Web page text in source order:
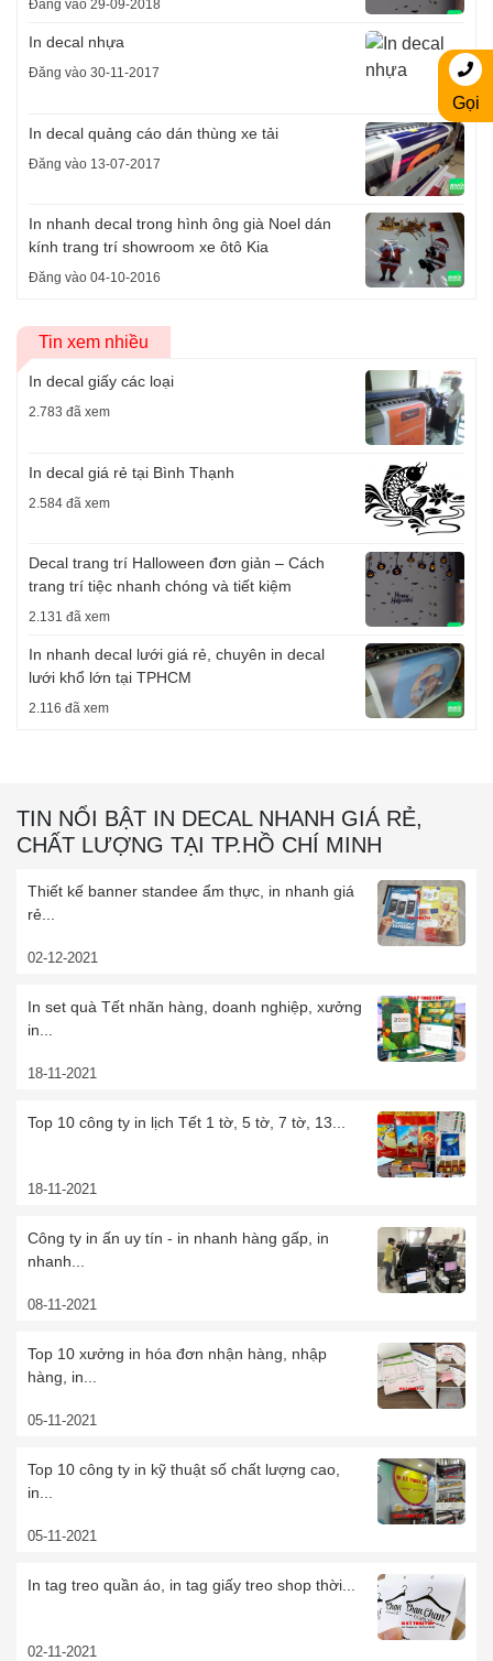
Đăng vào 29-09-2018
In decal nhựa
Đăng vào 30-11-2017
In decal quảng cáo dán thùng xe tải
Đăng vào 13-07-2017
In nhanh decal trong hình ông già Noel dán
kính trang trí showroom xe ôtô Kia
Đăng vào 04-10-2016
Tin xem nhiều
In decal giấy các loại
2.783 đã xem
In decal giá rẻ tại Bình Thạnh
2.584 đã xem
Decal trang trí Halloween đơn giản – Cách
trang trí tiệc nhanh chóng và tiết kiệm
2.131 đã xem
In nhanh decal lưới giá rẻ, chuyên in decal
lưới khổ lớn tại TPHCM
2.116 đã xem
TIN NỔI BẬT IN DECAL NHANH GIÁ RẺ,
CHẤT LƯỢNG TẠI TP.HỒ CHÍ MINH
Thiết kế banner standee ẩm thực, in nhanh giá
rẻ...
02-12-2021
In set quà Tết nhãn hàng, doanh nghiệp, xưởng
in...
18-11-2021
Top 10 công ty in lịch Tết 1 tờ, 5 tờ, 7 tờ, 13...
18-11-2021
Công ty in ấn uy tín - in nhanh hàng gấp, in
nhanh...
08-11-2021
Top 10 xưởng in hóa đơn nhận hàng, nhập
hàng, in...
05-11-2021
Top 10 công ty in kỹ thuật số chất lượng cao,
in...
05-11-2021
In tag treo quần áo, in tag giấy treo shop thời...
02-11-2021
Gọi